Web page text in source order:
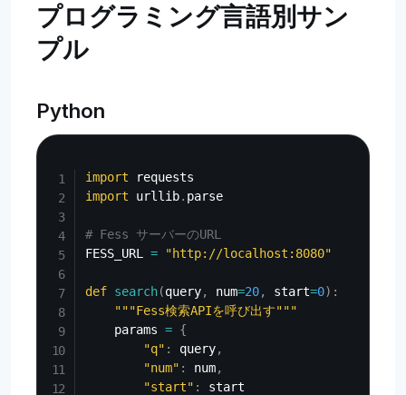
プログラミング言語別サン
プル
Python
import
import urllib. parse
# Fess サーバーのURL
FESS_URL = "http://localhost:8080"
def search(query, num=20, start=0) :
"""Fess検索APIを呼び出す"""
    params
= {
"q" : query,
"num" : num,
"start" :
start